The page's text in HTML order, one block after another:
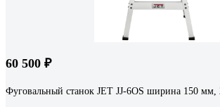
60 500 ₽
Фуговальный станок JET JJ-6OS ширина 150 мм,